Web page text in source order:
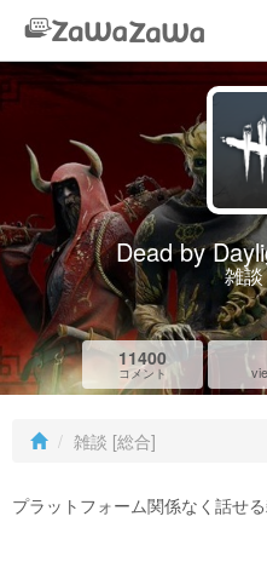
Dead by
雑
11400
コメント
雑談 [総合]
プラットフォーム関係なく話せる